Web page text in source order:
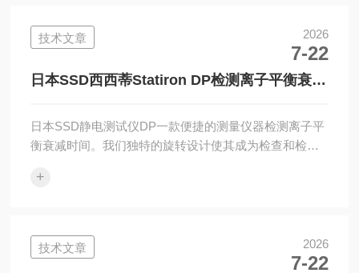
架管道等远程位置的泄漏。（3）由于使用超声波来确定
声源的方向，因此即使在嘈杂的环境中也可以识别泄漏
位置。通过使用阵列传感器检测空气泄漏产生的超声波
并显示声压，可...
技术文章 2026
7-22
日本SSD西西蒂Statiron DP检测离子平衡衰减
日本SSD静电测试仪DP一款便捷的测量仪器检测离子平
衡衰减时间。我们独特的旋转设计使其成为检查和检测
StatironDP作为一种便捷的CPM功能，可以检查电离器
域检查离子发生器。SSD原装旋转头即使设备中安装的
离子发生器没有拆卸下来，也可以使用原装旋转头进行
+
技术文章 2026
7-22